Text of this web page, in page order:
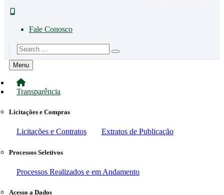
Fale Conosco
Menu
Transparência
Licitações e Compras
Licitações e Contratos Extratos de Publicação
Processos Seletivos
Processos Realizados e em Andamento
Acesso a Dados